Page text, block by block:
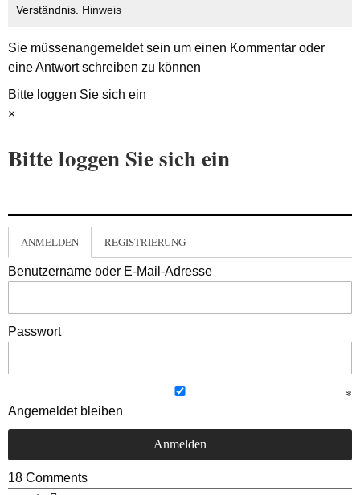
Verständnis. Hinweis
Sie müssenangemeldetsein um einen Kommentar oder
eine Antwort schreiben zu können
Bitte loggen Sie sich ein
×
Bitte loggen Sie sich ein
ANMELDEN REGISTRIERUNG
Benutzername oder E-Mail-Adresse
Passwort
Angemeldet bleiben
18 Comments